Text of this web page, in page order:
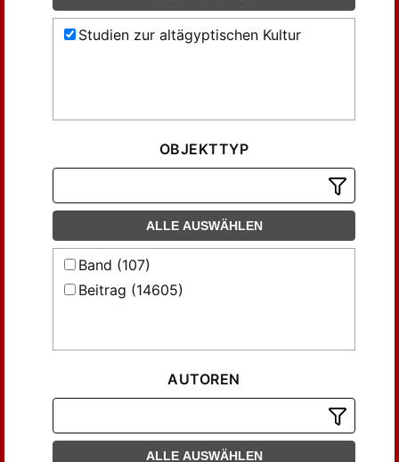
Studien zur altägyptischen Kultur
OBJEKTTYP
ALLE AUSWÄHLEN
Band (107)
Beitrag (14605)
AUTOREN
ALLE AUSWÄHLEN